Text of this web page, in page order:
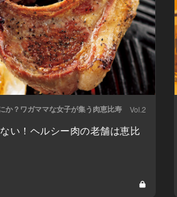
か？ワガママな女子が集う肉恵比寿 Vol.2
い！ヘルシー肉の老舗は恵比